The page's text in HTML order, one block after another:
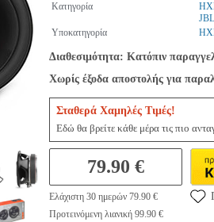
Κατηγορία
Υποκατηγορία
Διαθεσιμότητα: Κατόπιν
Χωρίς έξοδα αποστολής για
Σταθερά Χαμηλές Τιμές!
Εδώ θα βρείτε κάθε μέρα τις πιο
79.90 €
Ελάχιστη 30 ημερών 79.90 €
Προτεινόμενη λιανική 99.90 €